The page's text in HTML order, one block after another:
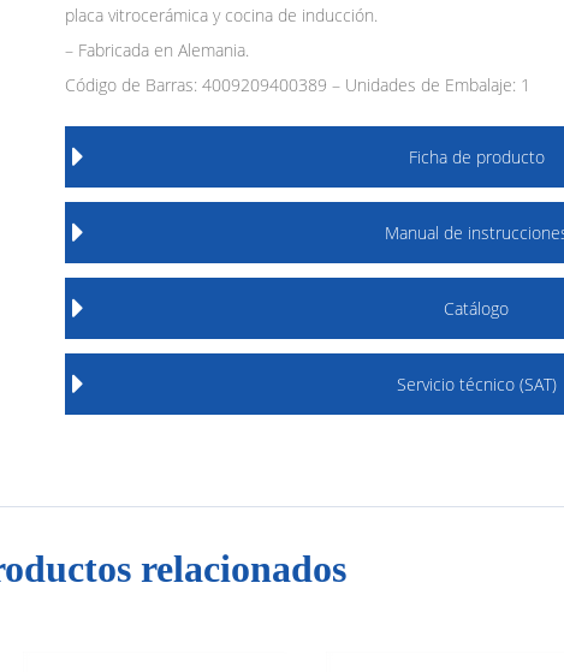
placa vitrocerámica y cocina de inducción.
– Fabricada en Alemania.
Código de Barras: 4009209400389 – Unidades de Embalaje: 1
Ficha de producto
Manual de
Catálogo
Servicio técnico (SAT)
relacionados